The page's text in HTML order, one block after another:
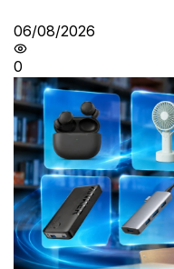
06/08/2026
0